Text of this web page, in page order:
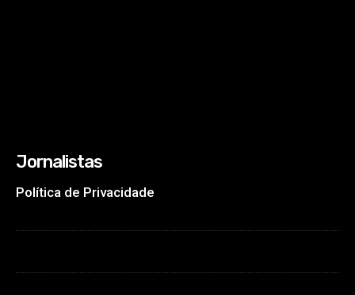
Jornalistas
Política de Privacidade